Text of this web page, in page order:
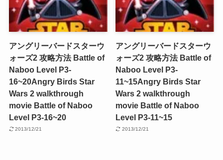
アングリーバードスターウ
ォーズ2 攻略方法 Battle of
Naboo Level P3-
16~20Angry Birds Star
Wars 2 walkthrough
movie Battle of Naboo
Level P3-16~20
2013/12/21
アングリーバードスターウ
ォーズ2 攻略方法 Battle of
Naboo Level P3-
11~15Angry Birds Star
Wars 2 walkthrough
movie Battle of Naboo
Level P3-11~15
2013/12/21